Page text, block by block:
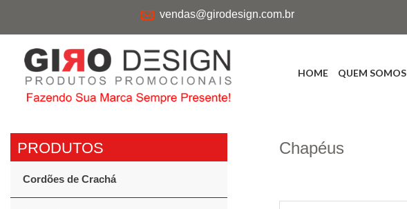
vendas@girodesign.com.br
HOME QUEM SOMOS
Cordões de Crachá
Chapéus